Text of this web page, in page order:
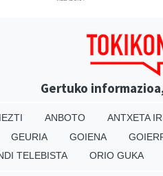
Gertuko
ANBOTO ANTXETA
GEURIA GOIENA
TELEBISTA ORIO GUKA